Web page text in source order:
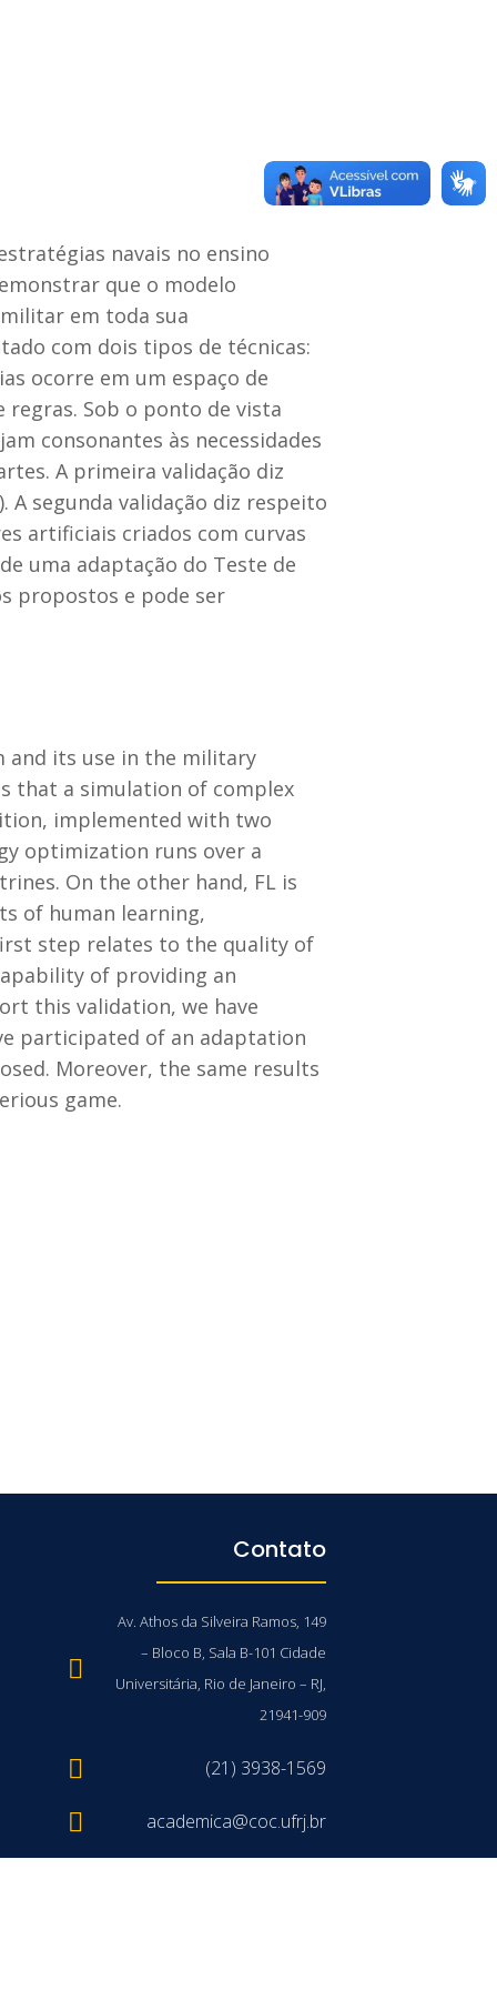
navais no ensino
que o modelo
em toda sua
com dois tipos de técnicas:
ocorre em um espaço de
Sob o ponto de vista
consonantes às necessidades
A primeira validação diz
segunda validação diz respeito
artificiais criados com curvas
uma adaptação do Teste de
propostos e pode ser
its use in the military
that a simulation of complex
implemented with two
optimization runs over a
On the other hand, FL is
of human learning,
step relates to the quality of
of providing an
this validation, we have
participated of an adaptation
Moreover, the same results
game.
Contato
Av. Athos da Silveira Ramos, 149
– Bloco B, Sala B-101 Cidade
Universitária, Rio de Janeiro – RJ,
21941-909
(21) 3938-1569
academica@coc.ufrj.br